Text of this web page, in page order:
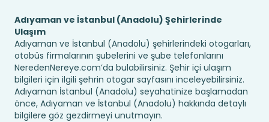
Adıyaman ve İstanbul (Anadolu) Şehirlerinde
Ulaşım
Adıyaman ve İstanbul (Anadolu) şehirlerindeki otogarları,
otobüs firmalarının şubelerini ve şube telefonlarını
NeredenNereye.com’da bulabilirsiniz. Şehir içi ulaşım
bilgileri için ilgili şehrin otogar sayfasını inceleyebilirsiniz.
Adıyaman İstanbul (Anadolu) seyahatinize başlamadan
önce, Adıyaman ve İstanbul (Anadolu) hakkında detaylı
bilgilere göz gezdirmeyi unutmayın.